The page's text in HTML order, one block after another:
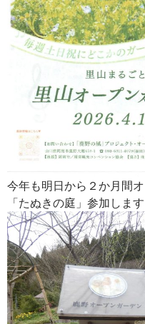
今年も明日から２か月間
「たぬきの庭」参加します